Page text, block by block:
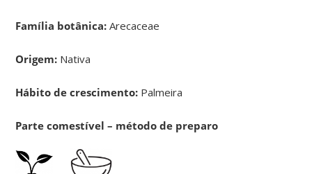
Família botânica: Arecaceae
Origem: Nativa
Hábito de crescimento: Palmeira
Parte comestível – método de preparo